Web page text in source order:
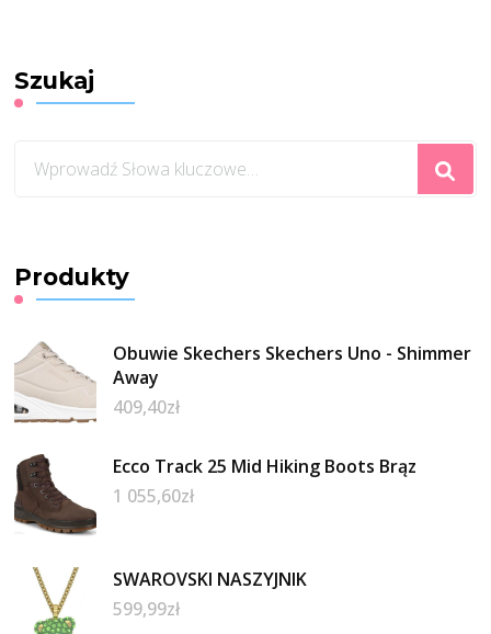
Szukaj
czegoś?
Produkty
Obuwie Skechers Skechers Uno - Shimmer
Away
409,40zł
Ecco Track 25 Mid Hiking Boots Brąz
1 055,60zł
SWAROVSKI NASZYJNIK
599,99zł